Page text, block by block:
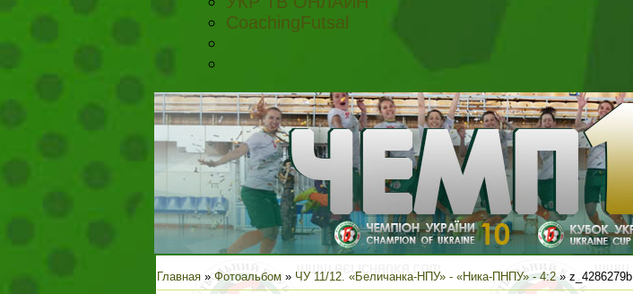
CoachingFutsal
Главная »Фотоальбом » ЧУ 11/12. «Беличанка-НПУ» - «Ника-ПНПУ» - 4:2» z_4286279b